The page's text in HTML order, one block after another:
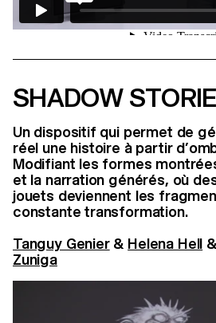
SHADOW
Un dispositif qui permet de
réel une histoire à partir
Modifiant les formes
et la narration générés, où
jouets deviennent les
constante transformation.
Tanguy Genier& Helena Hell &
Zuniga